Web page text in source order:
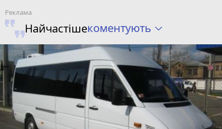
Найчастішекоментують